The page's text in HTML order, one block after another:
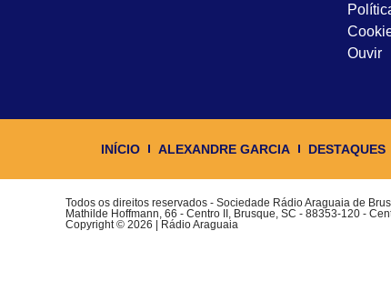
Ouvir
INÍCIO ALEXANDRE GARCIA DESTAQUES
Todos os direitos reservados - Sociedade Rádio Araguaia de
Mathilde Hoffmann, 66 - Centro II, Brusque, SC - 88353-120 -
Copyright © 2026 | Rádio Araguaia